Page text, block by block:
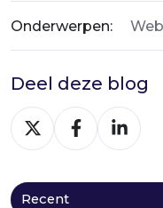
Onderwerpen:
Deel deze blog
Deel
via
Deel
via
Deel
via
Recent